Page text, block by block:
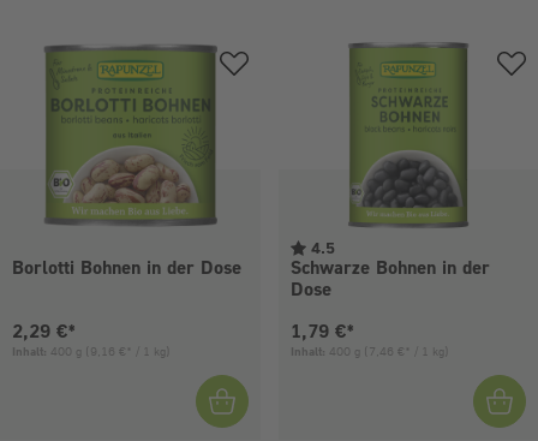
Borlotti Bohnen in der Dose
Aktueller Preis:
2,29 €*
Inhalt: 400 g (9,16 €* / 1 kg)
4.5
Schwarze Bohnen in der
Dose
Aktueller Preis:
1,79 €*
Inhalt: 400 g (7,46 €* / 1 kg)